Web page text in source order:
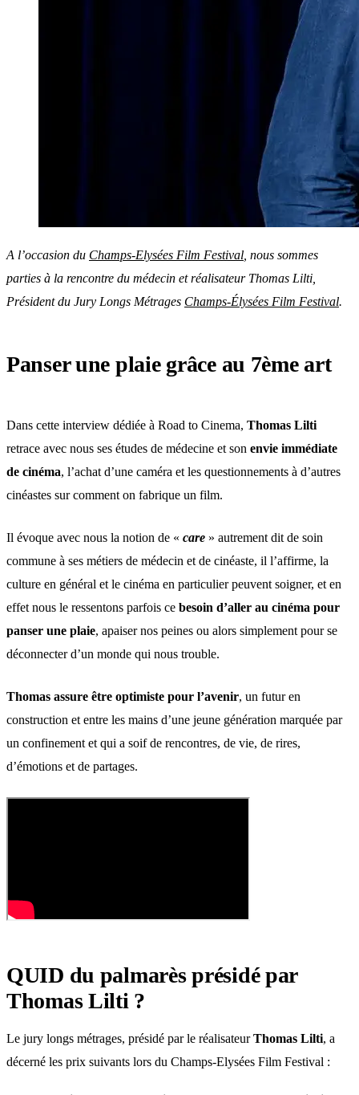
A l’occasion du Champs-Elysées Film Festival , nous sommes
parties à la rencontre du médecin et réalisateur Thomas Lilti,
Président du Jury Longs Métrages Champs-Élysées Film Festival.
Panser une plaie grâce au 7ème art
Dans cette interview dédiée à Road to Cinema, Thomas Lilti
retrace avec nous ses études de médecine et son envie immédiate
de cinéma, l’achat d’une caméra et les questionnements à d’autres
cinéastes sur comment on fabrique un film.
Il évoque avec nous la notion de « care » autrement dit de soin
commune à ses métiers de médecin et de cinéaste, il l’affirme, la
culture en général et le cinéma en particulier peuvent soigner, et en
effet nous le ressentons parfois ce besoin d’aller au cinéma pour
panser une plaie, apaiser nos peines ou alors simplement pour se
déconnecter d’un monde qui nous trouble.
Thomas assure être optimiste pour l’avenir, un futur en
construction et entre les mains d’une jeune génération marquée par
un confinement et qui a soif de rencontres, de vie, de rires,
d’émotions et de partages.
QUID du palmarès présidé par
Thomas Lilti ?
Le jury longs métrages, présidé par le réalisateurThomas Lilti, a
décerné les prix suivants lors du Champs-Elysées Film Festival :